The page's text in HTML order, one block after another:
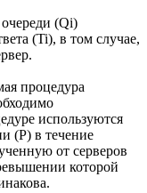
(Qi)
(Ti), в том случае,
процедура
используются
(P) в течение
от серверов
которой